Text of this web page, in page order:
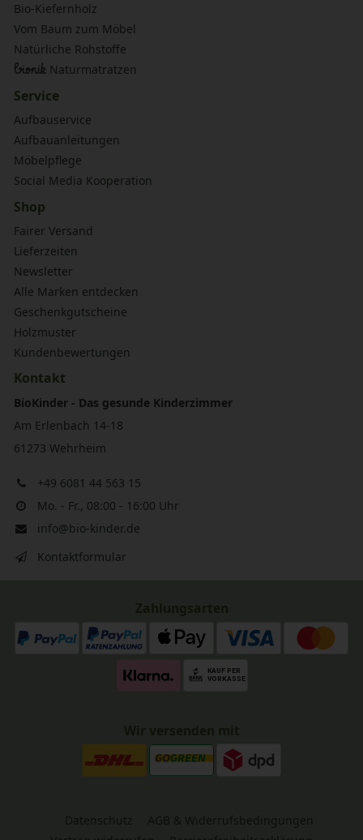
Bio-Kiefernholz
Vom Baum zum Möbel
Natürliche Rohstoffe
bionik Naturmatratzen
Service
Aufbauservice
Aufbauanleitungen
Möbelpflege
Social Media Kooperation
Shop
Fairer Versand
Lieferzeiten
Newsletter
Alle Marken entdecken
Geschenkgutscheine
Holzmuster
Kundenbewertungen
Kontakt
BioKinder - Das gesunde Kinderzimmer
Am Erlenbach 14-18
61273 Wehrheim
+49 6081 44 563 15
Mo. - Fr., 08:00 - 16:00 Uhr
info@bio-kinder.de
Kontaktformular
Zahlungsarten
Wir versenden mit